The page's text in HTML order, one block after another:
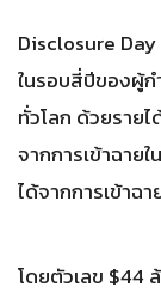
Disclosure
ในรอบสี่ปีของผู้ก
ทั่วโลก ด้วยราย
จากการเข้าฉาย
ได้จากการเข้าฉ
โดยตัวเลข $44